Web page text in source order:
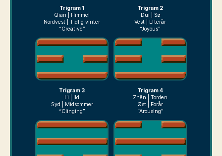
Trigram 1
Qian | Himmel
Nordvest | Tidlig vinter
“Creative”
Trigram 2
Dui | Sø
Vest | Efterår
“Joyous”
Trigram 3
Li | Ild
Syd | Midsommer
“Clinging”
Trigram 4
Zhên | Torden
Øst | Forår
“Arousing”